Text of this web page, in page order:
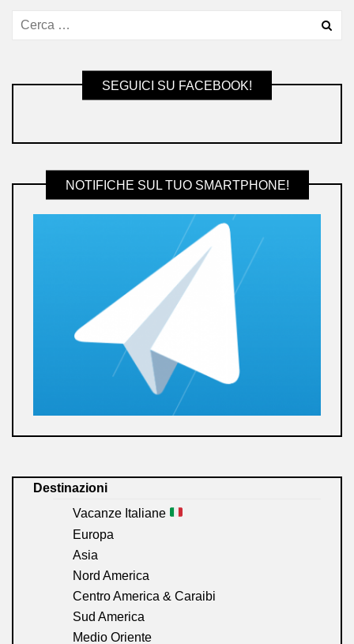
SEGUICI SU FACEBOOK!
NOTIFICHE SUL TUO SMARTPHONE!
Destinazioni
Vacanze Italiane
Europa
Asia
Nord America
Centro America & Caraibi
Sud America
Medio Oriente